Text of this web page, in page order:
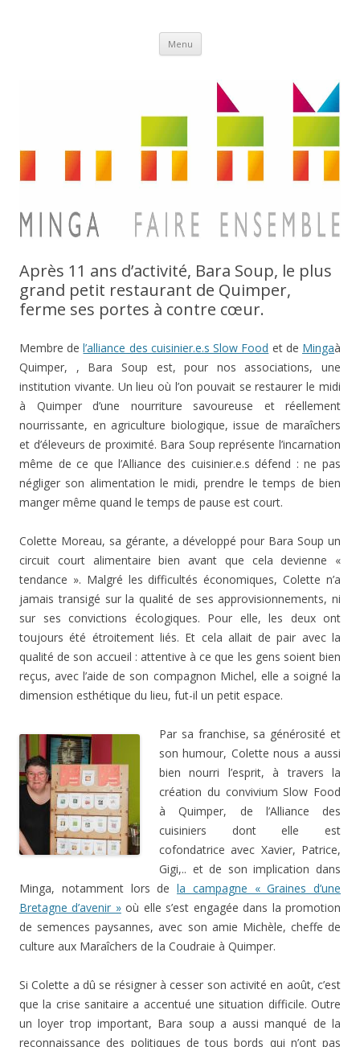
Menu Aller
contenu
Après 11 ans d’activité, Bara Soup, le plus
grand petit restaurant de Quimper,
ferme ses portes à contre cœur.
Membre del’alliance des cuisinier.e.s Slow Food et de Mingaà
Quimper, , Bara Soup est, pour nos associations, une
institution vivante. Un lieu où l’on pouvait se restaurer le midi
à Quimper d’une nourriture savoureuse et réellement
nourrissante, en agriculture biologique, issue de maraîchers
et d’éleveurs de proximité. Bara Soup représente l’incarnation
même de ce que l’Alliance des cuisinier.e.s défend : ne pas
négliger son alimentation le midi, prendre le temps de bien
manger même quand le temps de pause est court.
Colette Moreau, sa gérante, a développé pour Bara Soup un
circuit court alimentaire bien avant que cela devienne «
tendance ». Malgré les difficultés économiques, Colette n’a
jamais transigé sur la qualité de ses approvisionnements, ni
sur ses convictions écologiques. Pour elle, les deux ont
toujours été étroitement liés. Et cela allait de pair avec la
qualité de son accueil : attentive à ce que les gens soient bien
reçus, avec l’aide de son compagnon Michel, elle a soigné la
dimension esthétique du lieu, fut-il un petit espace.
Par sa franchise, sa générosité et
son humour, Colette nous a aussi
bien nourri l’esprit, à travers la
création du convivium Slow Food
à Quimper, de l’Alliance des
cuisiniers dont elle est
cofondatrice avec Xavier, Patrice,
Gigi,.. et de son implication dans
Minga, notamment lors de la campagne « Graines d’une
Bretagne d’avenir »où elle s’est engagée dans la promotion
de semences paysannes, avec son amie Michèle, cheffe de
culture aux Maraîchers de la Coudraie à Quimper.
Si Colette a dû se résigner à cesser son activité en août, c’est
que la crise sanitaire a accentué une situation difficile. Outre
un loyer trop important, Bara soup a aussi manqué de la
reconnaissance des politiques de tous bords qui n’ont pas